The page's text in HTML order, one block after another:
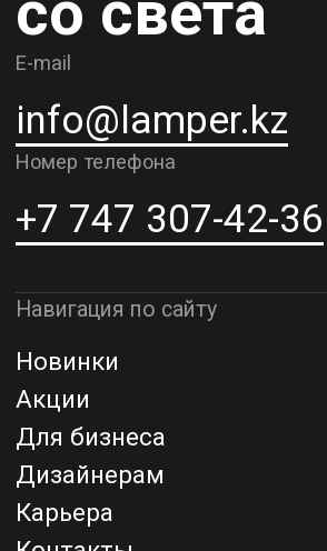
Доставка и самовывоз
Адрес шоурума в г. Алматы
г. Алматы, ул. Шевченко, д.204,
к5
Адрес шоурума в г. Астана
г. Астана, ул. Мангилик Ел. д.21
Благодарим за внимание к Lamper.kz.
Назад наверх